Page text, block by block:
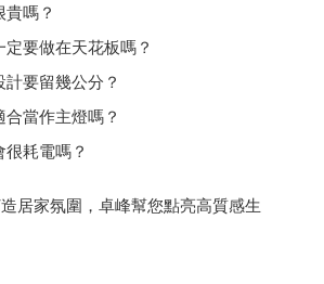
嗎？
定要做在天花板嗎？
計要留幾公分？
合當作主燈嗎？
耗電嗎？
居家氛圍，卓峰幫您點亮高質感生